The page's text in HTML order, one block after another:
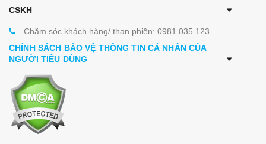
: Số 299/8D Đường Lý Thường
Kiệt, Phường 15, Quận 11, Tp. HCM.
Tin tức liên quan:
Cần làm gì để setup bếp
setup bếp nhà hàng
Lựa chọn đơn vị thi công tốt cho nhà hàng của
bạn
CSKH
Chăm sóc khách hàng/ than phiền: 0981 035 123
CHÍNH SÁCH BẢO VỆ THÔNG TIN CÁ NHÂN CỦA
NGƯỜI TIÊU DÙNG